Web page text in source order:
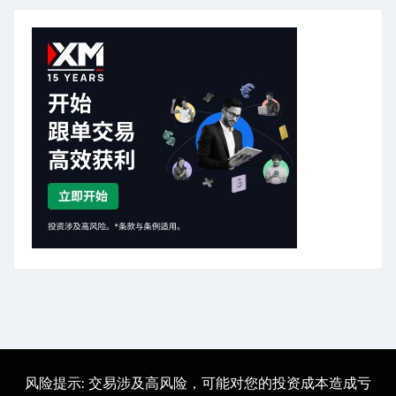
风险提示: 交易涉及高风险，可能对您的投资成本造成亏